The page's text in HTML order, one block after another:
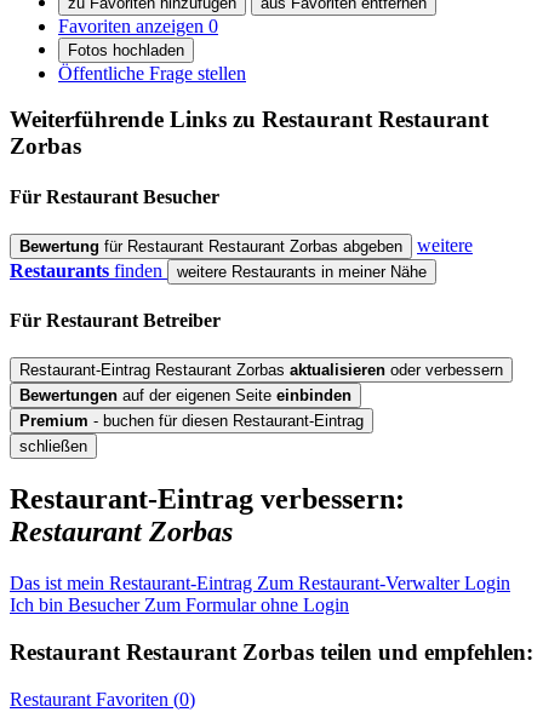
Favoriten anzeigen 0
Fotos hochladen
Öffentliche Frage stellen
Weiterführende Links zu RestaurantRestaurant
Zorbas
Für Restaurant Besucher
Bewertung für Restaurant Restaurant Zorbas abgeben
weitere
Restaurants finden weitere Restaurants in meiner Nähe
Für Restaurant Betreiber
Restaurant-Eintrag Restaurant Zorbas aktualisieren oder verbessern
Bewertungen auf der eigenen Seite einbinden
Premium - buchen für diesen Restaurant-Eintrag
schließen
Restaurant-Eintrag verbessern:
Restaurant Zorbas
Das ist mein Restaurant-Eintrag Zum Restaurant-Verwalter Login
Ich bin Besucher Zum Formular ohne Login
Restaurant Restaurant Zorbas teilen und empfehlen:
Restaurant Favoriten (0)